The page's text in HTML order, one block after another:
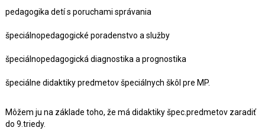
pedagogika detí s poruchami správania
špeciálnopedagogické poradenstvo a služby
špeciálnopedagogická diagnostika a prognostika
špeciálne didaktiky predmetov špeciálnych škôl pre MP.
Môžem ju na základe toho, že má didaktiky špec.predmetov zaradiť
do 9.triedy.